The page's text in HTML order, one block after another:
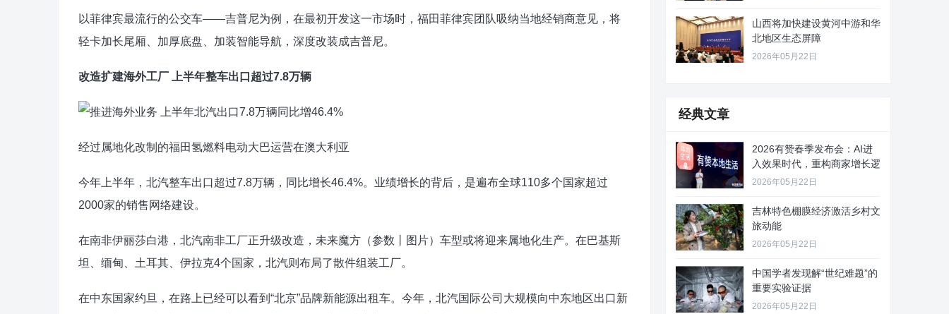
以菲律宾最流行的公交车——吉普尼为例，在最初开发这一市场时，福田菲律宾团队吸纳当地经销商意见，将
轻卡加长尾厢、加厚底盘、加装智能导航，深度改装成吉普尼。
改造扩建海外工厂 上半年整车出口超过7.8万辆
经过属地化改制的福田氢燃料电动大巴运营在澳大利亚
今年上半年，北汽整车出口超过7.8万辆，同比增长46.4%。业绩增长的背后，是遍布全球110多个国家超过
2000家的销售网络建设。
在南非伊丽莎白港，北汽南非工厂正升级改造，未来魔方（参数丨图片）车型或将迎来属地化生产。在巴基斯
坦、缅甸、土耳其、伊拉克4个国家，北汽则布局了散件组装工厂。
在中东国家约旦，在路上已经可以看到“北京”品牌新能源出租车。今年，北汽国际公司大规模向中东地区出口新
山西将加快建设黄河中游和华
北地区生态屏障
2026年05月22日
经典文章
2026有赞春季发布会：AI进
入效果时代，重构商家增长逻
2026年05月22日
吉林特色棚膜经济激活乡村文
旅动能
2026年05月22日
中国学者发现解“世纪难题”的
重要实验证据
2026年05月22日